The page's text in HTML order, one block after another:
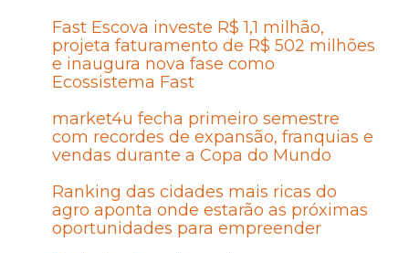
Fast Escova investe R$ 1,1 milhão,
projeta faturamento de R$ 502 milhões
e inaugura nova fase como
Ecossistema Fast
market4u fecha primeiro semestre
com recordes de expansão, franquias e
vendas durante a Copa do Mundo
Ranking das cidades mais ricas do
agro aponta onde estarão as próximas
oportunidades para empreender